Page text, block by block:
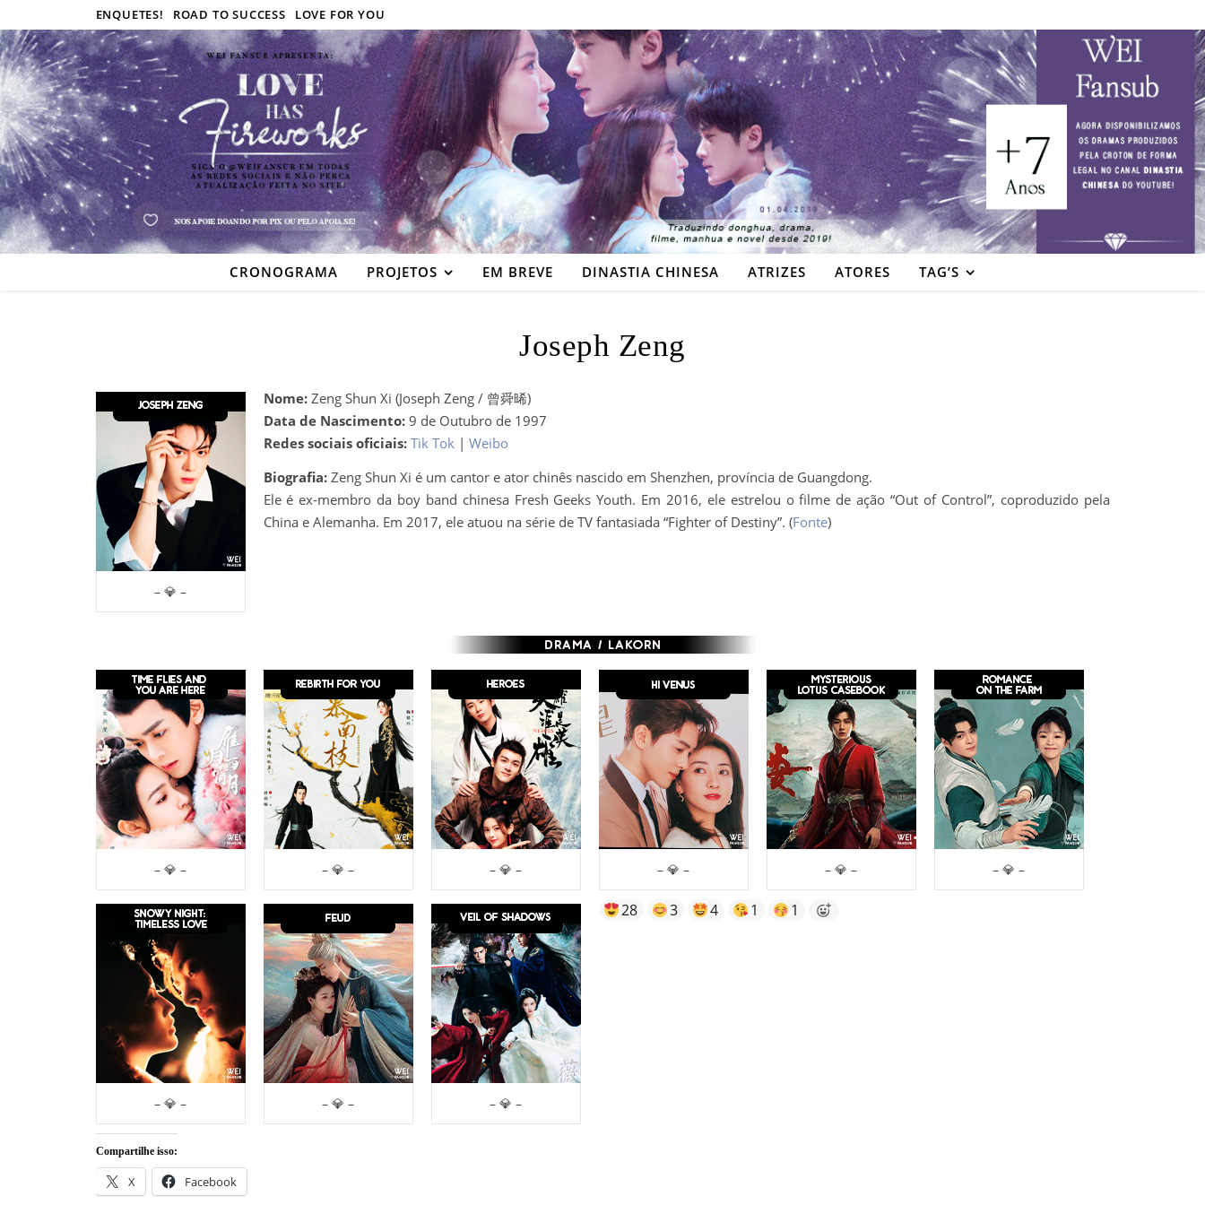
ENQUETES! ROAD TO SUCCESS LOVE FOR YOU
CRONOGRAMA PROJETOS EM BREVE DINASTIA CHINESA ATRIZES ATORES TAG’S
Joseph Zeng
– 💎 –
Nome:Zeng Shun Xi (Joseph Zeng / 曾舜晞)
Data de Nascimento:9 de Outubro de 1997
Redes sociais oficiais: Tik Tok| Weibo
Biografia: Zeng Shun Xi é um cantor e ator chinês nascido em Shenzhen, província de Guangdong.
Ele é ex-membro da boy band chinesa Fresh Geeks Youth. Em 2016, ele estrelou o filme de ação “Out of Control”, coproduzido pela
China e Alemanha. Em 2017, ele atuou na série de TV fantasiada “Fighter of Destiny”. (Fonte)
– 💎 – – 💎 – – 💎 – – 💎 – – 💎 – – 💎 –
– 💎 – – 💎 – – 💎 –
28 3 4 1 1
Compartilhe isso:
X Facebook